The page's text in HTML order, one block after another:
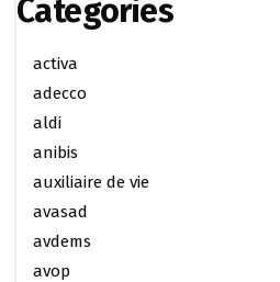
Categories
activa
adecco
aldi
anibis
auxiliaire de vie
avasad
avdems
avop